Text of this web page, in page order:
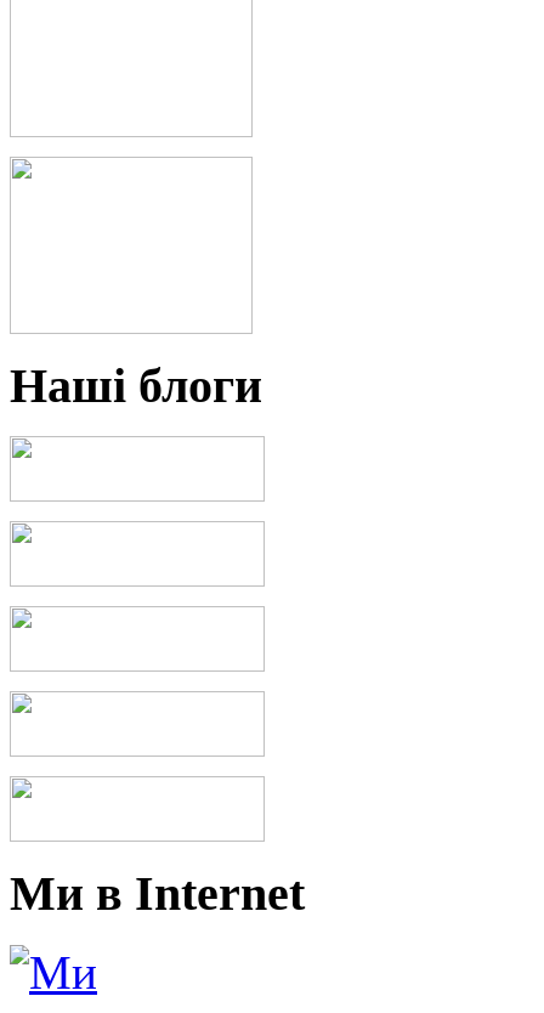
Наші блоги
Ми в Internet